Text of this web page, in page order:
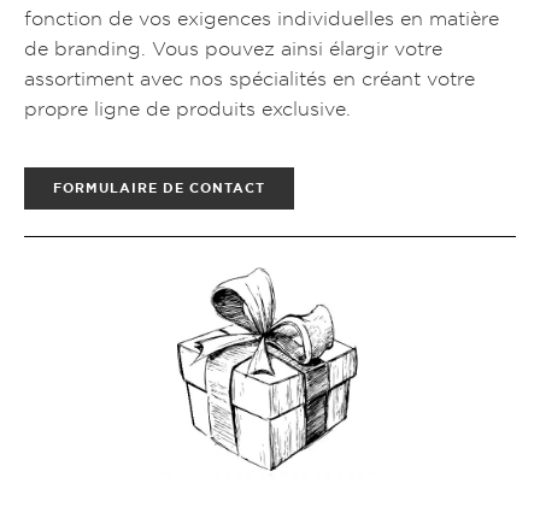
fonction de vos exigences individuelles en matière
de branding. Vous pouvez ainsi élargir votre
assortiment avec nos spécialités en créant votre
propre ligne de produits exclusive.
FORMULAIRE DE CONTACT